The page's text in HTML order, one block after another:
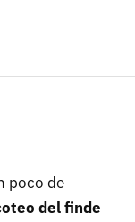
poco de
del finde